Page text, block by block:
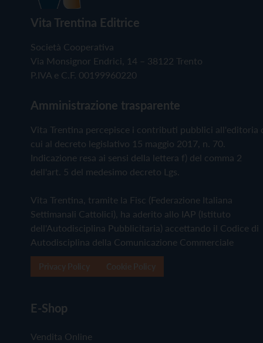
Vita Trentina Editrice
Società Cooperativa
Via Monsignor Endrici, 14 – 38122 Trento
P.IVA e C.F. 00199960220
Amministrazione trasparente
Vita Trentina percepisce i contributi pubblici all'editoria
cui al decreto legislativo 15 maggio 2017, n. 70.
Indicazione resa ai sensi della lettera f) del comma 2
dell'art. 5 del medesimo decreto Lgs.
Vita Trentina, tramite la Fisc (Federazione Italiana
Settimanali Cattolici), ha aderito allo IAP (Istituto
dell'Autodisciplina Pubblicitaria) accettando il Codice di
Autodisciplina della Comunicazione Commerciale
E-Shop
Vendita Online